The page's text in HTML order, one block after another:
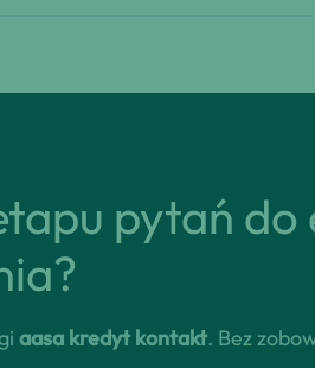
pytań do
aasa kredyt kontakt. Bez